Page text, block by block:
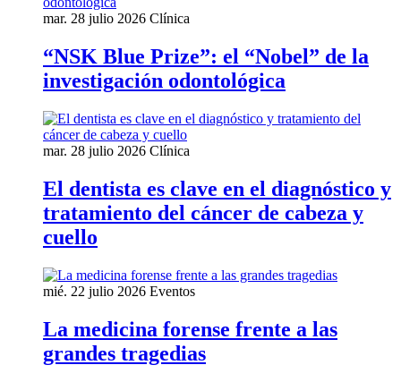
mar. 28 julio 2026 Clínica
“NSK Blue Prize”: el “Nobel” de la
investigación odontológica
mar. 28 julio 2026 Clínica
El dentista es clave en el diagnóstico y
tratamiento del cáncer de cabeza y
cuello
mié. 22 julio 2026 Eventos
La medicina forense frente a las
grandes tragedias